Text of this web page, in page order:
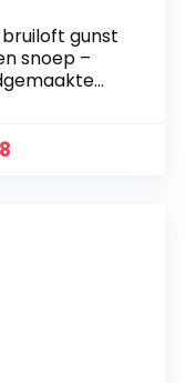
gunst
snoep –